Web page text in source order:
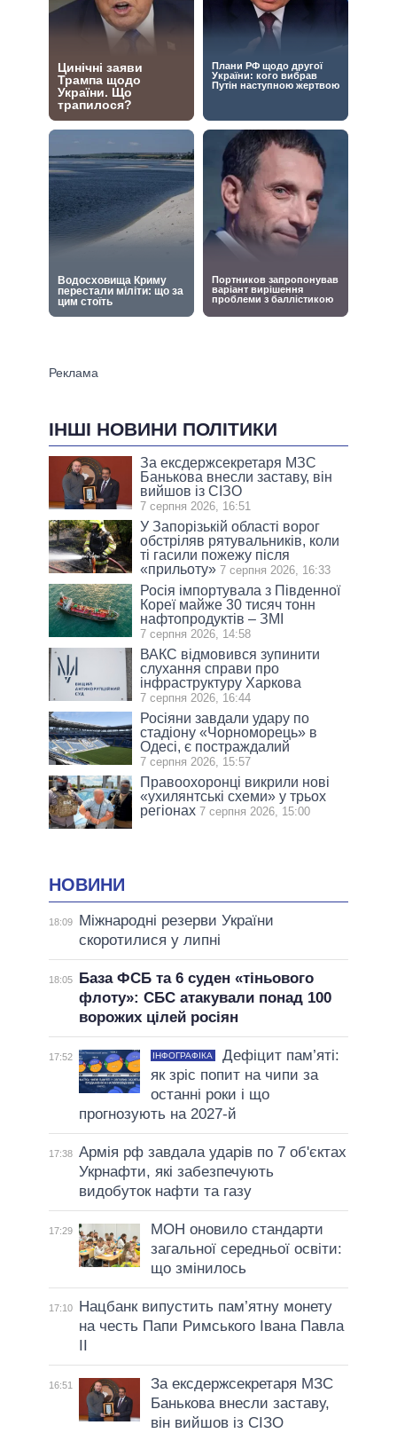
ІНШІ НОВИНИ ПОЛІТИКИ
За ексдержсекретаря МЗС
Банькова внесли заставу, він
вийшов із СІЗО
7 серпня 2026, 16:51
У Запорізькій області ворог
обстріляв рятувальників, коли
ті гасили пожежу після
«прильоту» 7 серпня 2026, 16:33
Росія імпортувала з Південної
Кореї майже 30 тисяч тонн
нафтопродуктів – ЗМІ
7 серпня 2026, 14:58
ВАКС відмовився зупинити
слухання справи про
інфраструктуру Харкова
7 серпня 2026, 16:44
Росіяни завдали удару по
стадіону «Чорноморець» в
Одесі, є постраждалий
7 серпня 2026, 15:57
Правоохоронці викрили нові
«ухилянтські схеми» у трьох
регіонах 7 серпня 2026, 15:00
НОВИНИ
18:09
Міжнародні резерви України
скоротилися у липні
18:05
База ФСБ та 6 суден «тіньового
флоту»: СБС атакували понад 100
ворожих цілей росіян
17:52 ІНФОГРАФІКА
Дефіцит пам’яті:
як зріс попит на чипи за
останні роки і що
прогнозують на 2027-й
17:38 Армія рф завдала ударів по 7 об'єктах
Укрнафти, які забезпечують
видобуток нафти та газу
17:29
МОН оновило стандарти
загальної середньої освіти:
що змінилось
17:10
Нацбанк випустить пам’ятну монету
на честь Папи Римського Івана Павла
16:51
За ексдержсекретаря МЗС
Банькова внесли заставу,
він вийшов із СІЗО